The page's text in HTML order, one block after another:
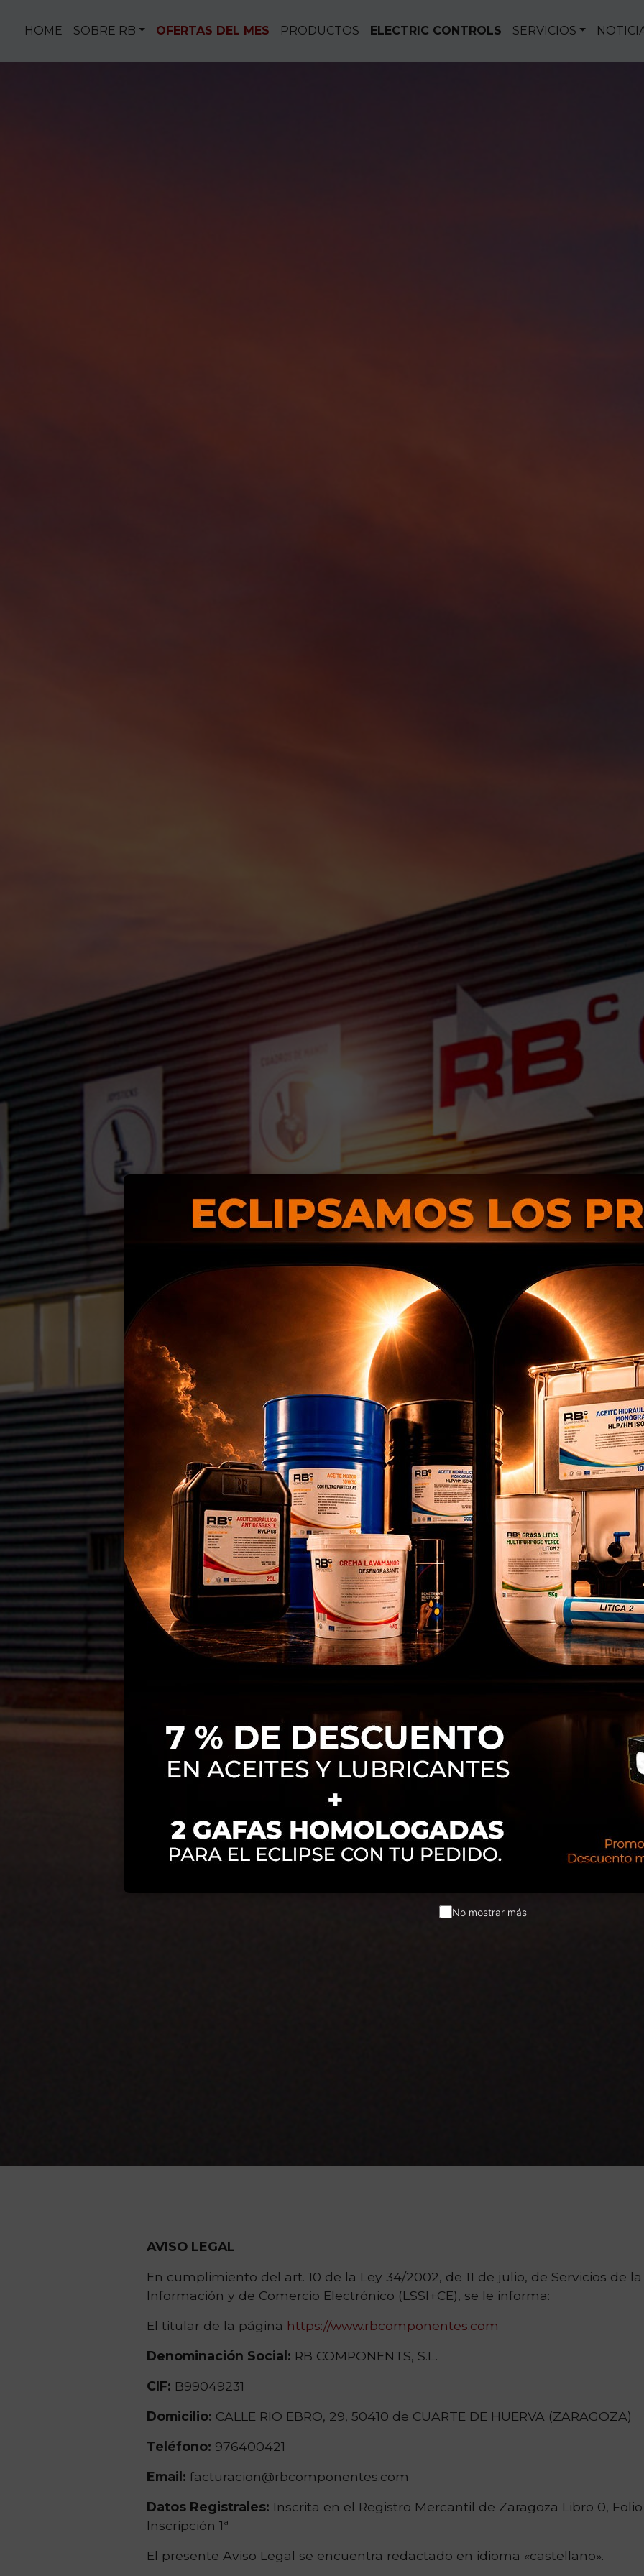
HOME SOBRE RB OFERTAS DEL MES PRODUCTOS ELECTRIC CONTROLS SERVICIOS
AVISO LEGAL
En cumplimiento del art. 10 de la Ley 34/2002, de 11 de julio, de Servicios de
Información y de Comercio Electrónico (LSSI+CE), se le informa:
El titular de la página https://www.rbcomponentes.com
Denominación Social: RB COMPONENTS, S.L.
CIF: B99049231
Domicilio: CALLE RIO EBRO, 29, 50410 de CUARTE DE HUERVA (ZARAGOZA)
Teléfono: 976400421
Email: facturacion@rbcomponentes.com
Datos Registrales: Inscrita en el Registro Mercantil de Zaragoza Libro 0,
Inscripción 1ª
El presente Aviso Legal se encuentra redactado en idioma «castellano».
No mostrar más